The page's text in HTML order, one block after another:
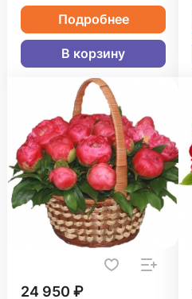
Подробнее
В корзину
24 950 ₽